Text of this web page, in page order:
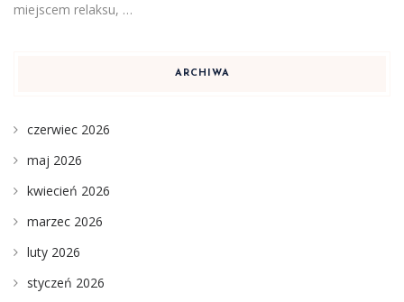
miejscem relaksu, …
ARCHIWA
czerwiec 2026
maj 2026
kwiecień 2026
marzec 2026
luty 2026
styczeń 2026